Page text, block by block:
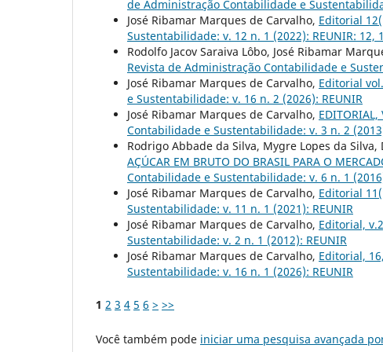
de Administração Contabilidade e
José Ribamar Marques de Carvalho, Editorial
Sustentabilidade: v. 12 n. 1 (2022): REUNIR: 12,
Rodolfo Jacov Saraiva Lôbo, José Ribamar
Revista de Administração Contabilidade e
José Ribamar Marques de Carvalho, Editorial
e Sustentabilidade: v. 16 n. 2 (2026): REUNIR
José Ribamar Marques de Carvalho, EDITORIAL,
Contabilidade e Sustentabilidade: v. 3 n. 2
Rodrigo Abbade da Silva, Mygre Lopes da
AÇÚCAR EM BRUTO DO BRASIL PARA O
Contabilidade e Sustentabilidade: v. 6 n. 1
José Ribamar Marques de Carvalho, Editorial
Sustentabilidade: v. 11 n. 1 (2021): REUNIR
José Ribamar Marques de Carvalho, Editorial,
Sustentabilidade: v. 2 n. 1 (2012): REUNIR
José Ribamar Marques de Carvalho, Editorial,
Sustentabilidade: v. 16 n. 1 (2026): REUNIR
1 2 3 4 5 6 > >>
Você também pode iniciar uma pesquisa avançada